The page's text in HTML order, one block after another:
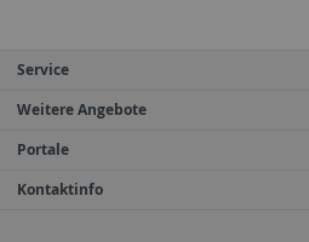
Service
Weitere Angebote
Portale
Kontaktinfo